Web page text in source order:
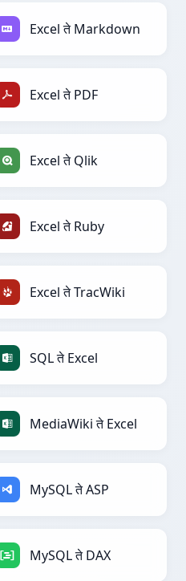
Excel ते Markdown
Excel ते PDF
Excel ते Qlik
Excel ते Ruby
Excel ते TracWiki
SQL ते Excel
MediaWiki ते Excel
MySQL ते ASP
MySQL ते DAX